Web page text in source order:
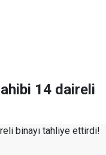
14 daireli